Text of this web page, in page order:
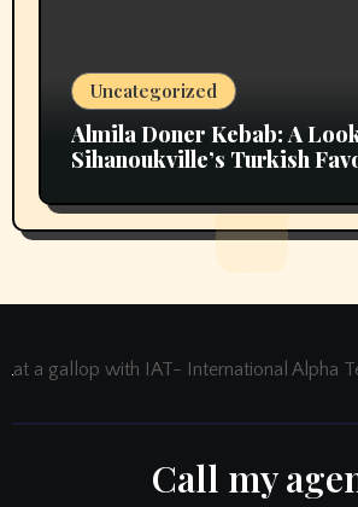
Uncategorized
Almila Doner Kebab: A
Sihanoukville’s Turkish
at a gallop with IAT- International Alpha
Call my